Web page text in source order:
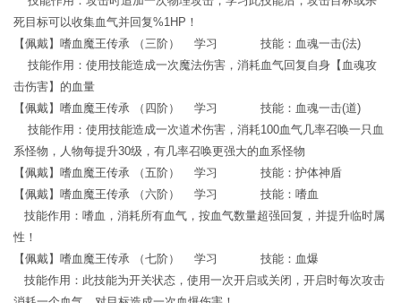
死目标可以收集血气并回复%1HP！
【佩戴】嗜血魔王传承 （三阶） 学习 技能：血魂一击(法)
技能作用：使用技能造成一次魔法伤害，消耗血气回复自身【血魂攻
击伤害】的血量
【佩戴】嗜血魔王传承 （四阶） 学习 技能：血魂一击(道)
技能作用：使用技能造成一次道术伤害，消耗100血气几率召唤一只血
系怪物，人物每提升30级，有几率召唤更强大的血系怪物
【佩戴】嗜血魔王传承 （五阶） 学习 技能：护体神盾
【佩戴】嗜血魔王传承 （六阶） 学习 技能：嗜血
技能作用：嗜血，消耗所有血气，按血气数量超强回复，并提升临时属
性！
【佩戴】嗜血魔王传承 （七阶） 学习 技能：血爆
技能作用：此技能为开关状态，使用一次开启或关闭，开启时每次攻击